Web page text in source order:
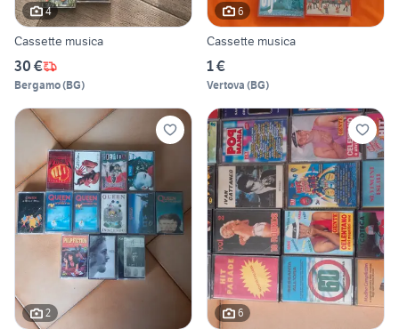
4
Cassette musica
30 €
Bergamo(BG)
6
Cassette musica
1 €
Vertova (BG)
2 6